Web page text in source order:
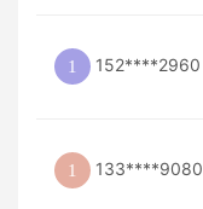
152****2960
133****9080